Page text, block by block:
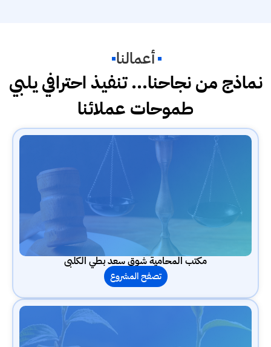
أعمالنا
نماذج من نجاحنا... تنفيذ احترافي يلبي
طموحات عملائنا
مكتب المحامية شوق سعد بطي الكلبى
تصفح المشروع